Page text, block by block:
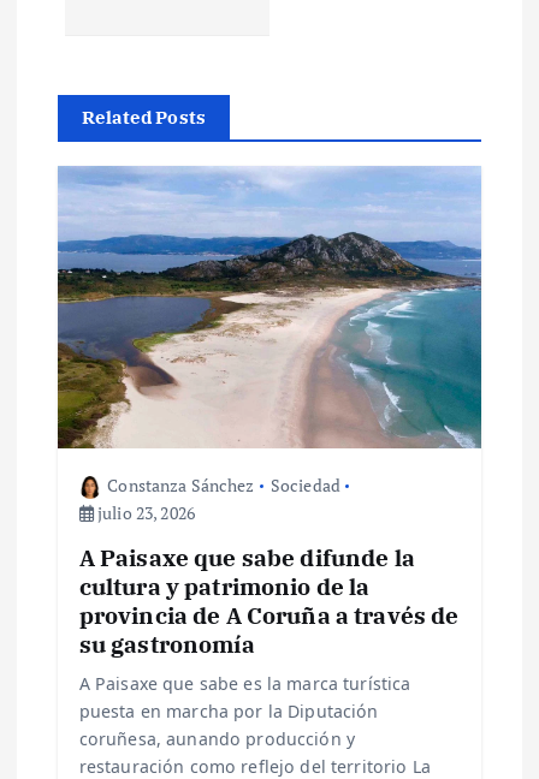
ó
n
d
e
e
n
Related Posts
Constanza Sánchez
Sociedad
julio 23, 2026
A Paisaxe que sabe difunde la
cultura y patrimonio de la
provincia de A Coruña a través de
su gastronomía
A Paisaxe que sabe es la marca turística
puesta en marcha por la Diputación
coruñesa, aunando producción y
restauración como reflejo del territorio La